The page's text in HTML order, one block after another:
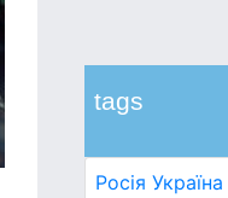
tags
Росія Україна